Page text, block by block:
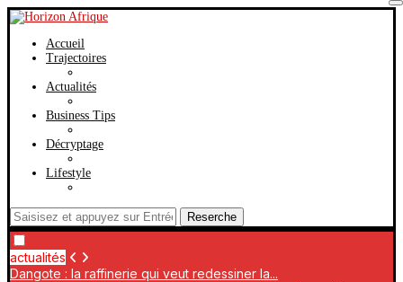
Accueil
Trajectoires
Actualités
Business Tips
Décryptage
Lifestyle
Reserche
actualités
Dangote : la raffinerie qui veut redessiner la...